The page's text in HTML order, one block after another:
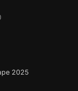
2025